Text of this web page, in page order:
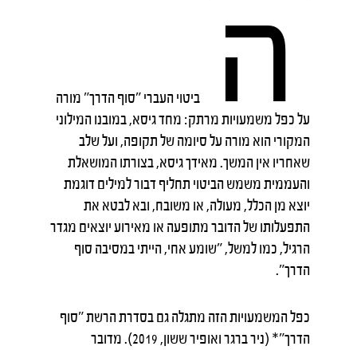
ה
ביטוי העברי "סוף הדרך" מורה
על כפל משמעויות מרתק: מחד גיסא, במובנו המילוני
המקורי הוא מורה על סיומה של תקופה, ועל שלב
שאחריו אין המשך. מאידך גיסא, בצורתו המושאלת
והעממית משמש הביטוי תחליף דבור למילים דוגמת
יוצא מן הכלל, מעולה, או משובח, ובא לבטא את
התפעלותו של הדובר מתופעה או מאירוע יוצאים מגדר
הרגיל, כמו למשל, "שומע אחי, הייתי במסיבה סוף
הדרך".
כפל המשמעויות הזה מתגלה גם בסדרת הרשת "סוף
הדרך"* (ניר ברגר ואופיר ששון, 2019). מדובר